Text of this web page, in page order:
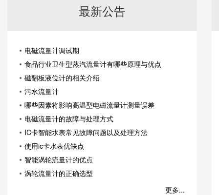
最新公告
电磁流量计调试期
食品行业卫生型蒸汽流量计有哪些原理与优点
磁翻板液位计的相关介绍
污水流量计
哪些因素将影响高温型电磁流量计测量误差
电磁流量计的故障与处理方式
IC卡智能水表常见故障问题以及处理方法
使用ic卡水表优缺点
智能涡轮流量计的优点
涡轮流量计的正确选型
更多...